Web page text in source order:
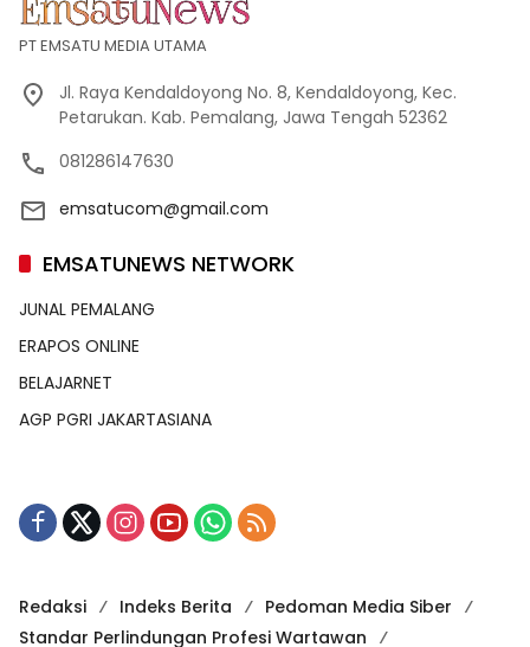
PT EMSATU MEDIA UTAMA
Jl. Raya Kendaldoyong No. 8, Kendaldoyong, Kec.
Petarukan. Kab. Pemalang, Jawa Tengah 52362
081286147630
emsatucom@gmail.com
EMSATUNEWS NETWORK
JUNAL PEMALANG
ERAPOS ONLINE
BELAJARNET
AGP PGRI JAKARTASIANA
Redaksi Indeks Berita
Pedoman Media Siber
Standar Perlindungan Profesi Wartawan